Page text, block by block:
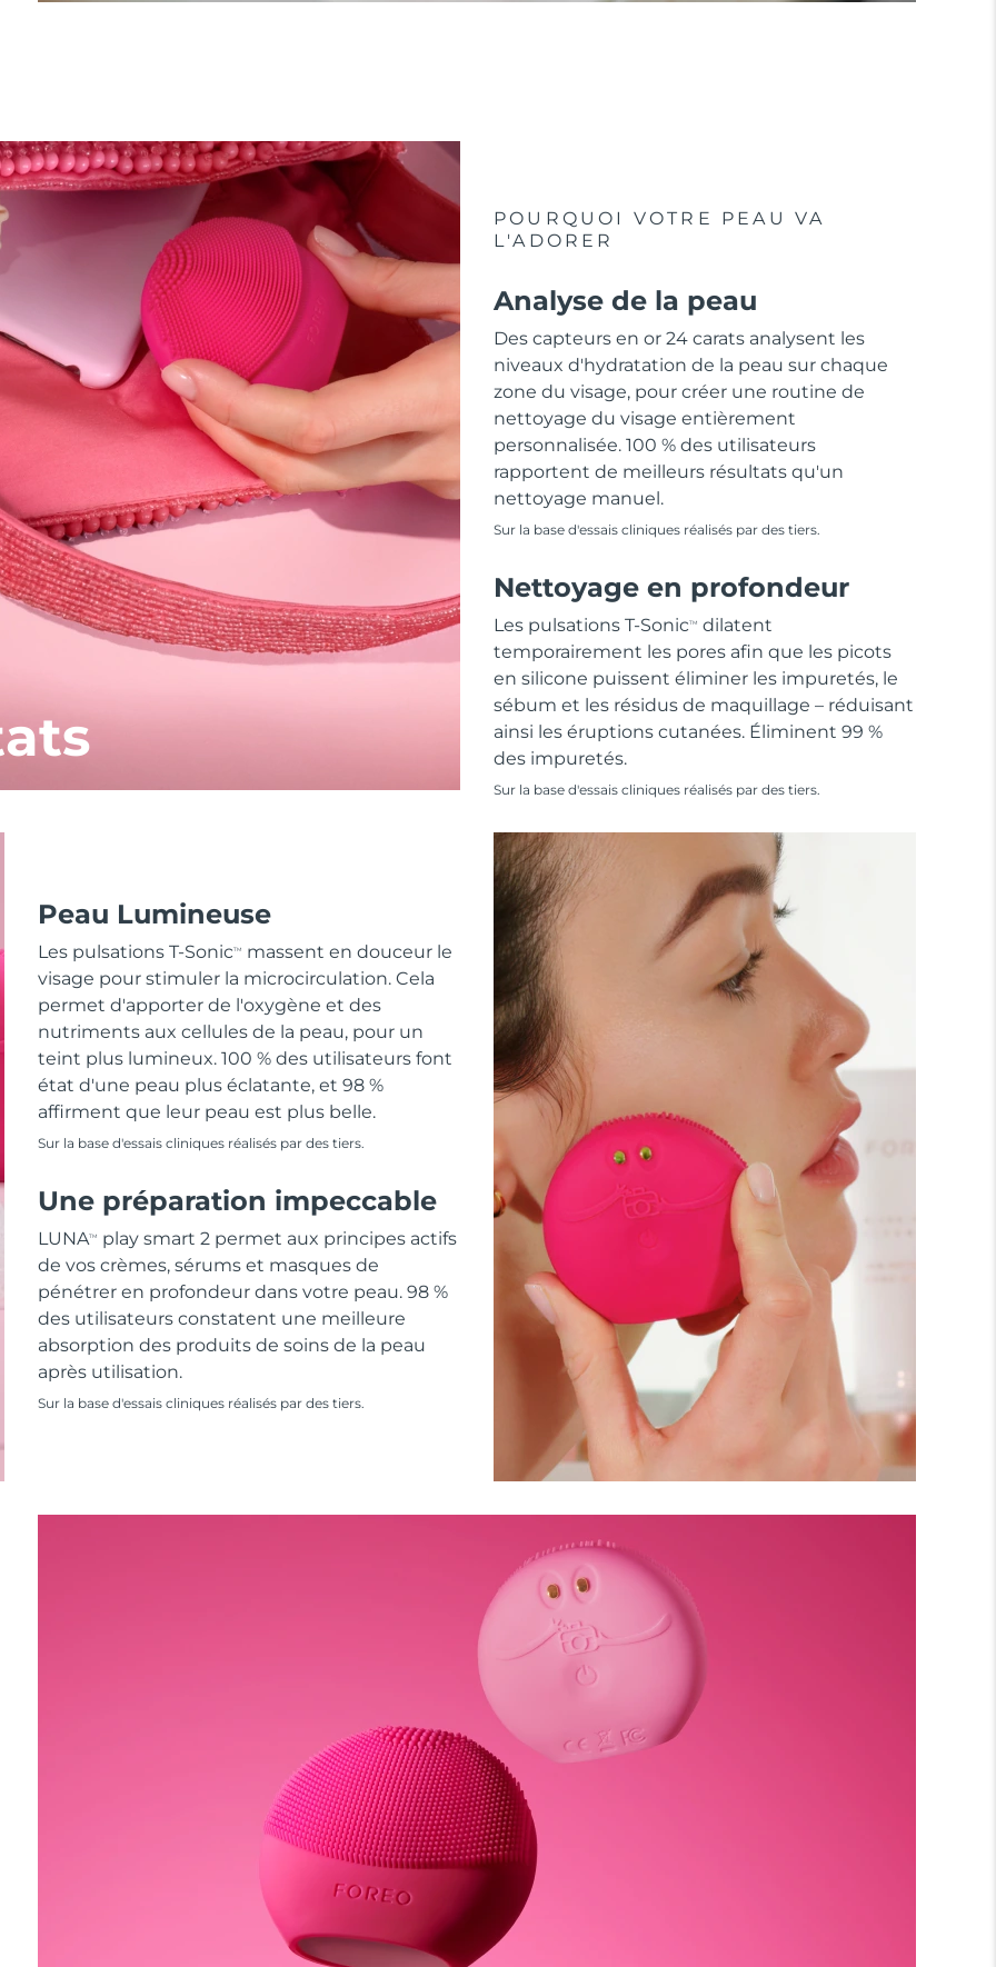
POURQUOI VOTRE PEAU VA
L'ADORER
Analyse de la peau
Des capteurs en or 24 carats analysent les
niveaux d'hydratation de la peau sur chaque
zone du visage, pour créer une routine de
nettoyage du visage entièrement
personnalisée. 100 % des utilisateurs
rapportent de meilleurs résultats qu'un
nettoyage manuel.
Sur la base d'essais cliniques réalisés par des tiers.
Nettoyage en profondeur
Les pulsations T-SonicTM
dilatent
temporairement les pores afin que les picots
en silicone puissent éliminer les impuretés, le
sébum et les résidus de maquillage – réduisant
ainsi les éruptions cutanées. Éliminent 99 %
des impuretés.
Sur la base d'essais cliniques réalisés par des tiers.
Peau Lumineuse
Les pulsations T-SonicTM
massent en douceur le
visage pour stimuler la microcirculation. Cela
permet d'apporter de l'oxygène et des
nutriments aux cellules de la peau, pour un
teint plus lumineux. 100 % des utilisateurs font
état d'une peau plus éclatante, et 98 %
affirment que leur peau est plus belle.
Sur la base d'essais cliniques réalisés par des tiers.
Une préparation impeccable
LUNATM
play smart 2 permet aux principes actifs
de vos crèmes, sérums et masques de
pénétrer en profondeur dans votre peau. 98 %
des utilisateurs constatent une meilleure
absorption des produits de soins de la peau
après utilisation.
Sur la base d'essais cliniques réalisés par des tiers.